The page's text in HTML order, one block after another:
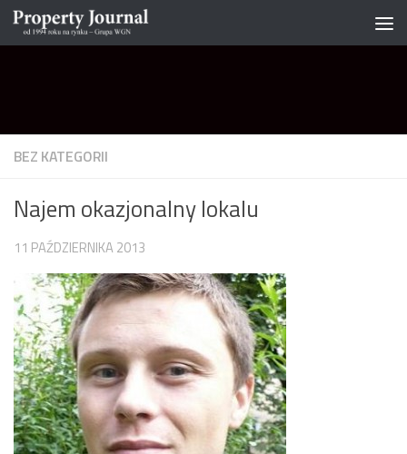
Skip to content
BEZ KATEGORII
Najem okazjonalny lokalu
11 PAŹDZIERNIKA 2013